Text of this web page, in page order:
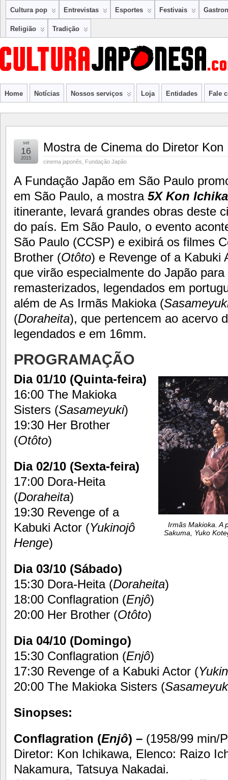
Cultura pop Entrevistas Esportes Festivais
Religião Tradição
Home Notícias Nossos serviços Loja Entidades Fale
Mostra de Cinema do Diretor Kon
cinema japonês Fundação Japão
set
16
2015
A Fundação Japão em São Paulo
em São Paulo, a mostra 5X Kon
itinerante, levará grandes obras deste
do país. Em São Paulo, o evento
São Paulo (CCSP) e exibirá os filmes
Brother (Otôto) e Revenge of a Kabuki
que virão especialmente do Japão
remasterizados, legendados em
além de As Irmãs Makioka (
(Doraheita), que pertencem ao acervo
legendados e em 16mm.
PROGRAMAÇÃO
Irmãs Makioka. A
Sakuma, Yuko
Dia 01/10 (Quinta-feira)
16:00 The Makioka
Sisters (Sasameyuki)
19:30 Her Brother
(Otôto)
Dia 02/10 (Sexta-feira)
17:00 Dora-Heita
(Doraheita)
19:30 Revenge of a
Kabuki Actor (Yukinojô
Henge)
Dia 03/10 (Sábado)
15:30 Dora-Heita (Doraheita)
18:00 Conflagration (Enjô)
20:00 Her Brother (Otôto)
Dia 04/10 (Domingo)
15:30 Conflagration (Enjô)
17:30 Revenge of a Kabuki Actor (
20:00 The Makioka Sisters (
Sinopses:
Conflagration (Enjô) – (1958/99 min/
Diretor: Kon Ichikawa, Elenco: Raizo
Nakamura, Tatsuya Nakadai.